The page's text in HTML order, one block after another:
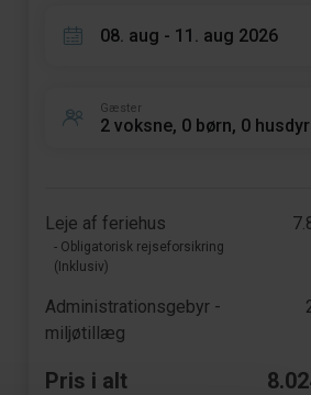
08. aug - 11. aug 2026
Gæster
2 voksne, 0 børn, 0 husdyr
Leje af feriehus
- Obligatorisk rejseforsikring
(Inklusiv)
Administrationsgebyr -
miljøtillæg
Pris i alt